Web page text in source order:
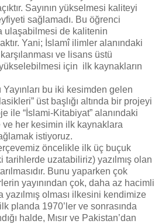
Sayının yükselmesi kaliteyi
sağlamadı. Bu öğrenci
ulaşabilmesi de kalitenin
Yani; İslamî ilimler alanındaki
ve lisans üstü
için ilk kaynakların
bu iki kesimden gelen
üst başlığı altında bir projeyi
ile “İslami-Kitabiyat” alanındaki
her kesimin ilk kaynaklara
istiyoruz.
öncelikle ilk üç buçuk
tarihlerde uzatabiliriz) yazılmış olan
Bunu yaparken çok
yayınından çok, daha az hacimli
yazılmış olması ilkesini kendimize
planda 1970’ler ve sonrasında
halde, Mısır ve Pakistan’dan